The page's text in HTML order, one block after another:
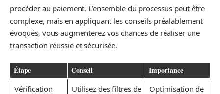
procéder au paiement. L’ensemble du processus peut être
complexe, mais en appliquant les conseils préalablement
évoqués, vous augmenterez vos chances de réaliser une
transaction réussie et sécurisée.
Étape Conseil Importance
Vérification
Utilisez des filtres de
Optimisation de